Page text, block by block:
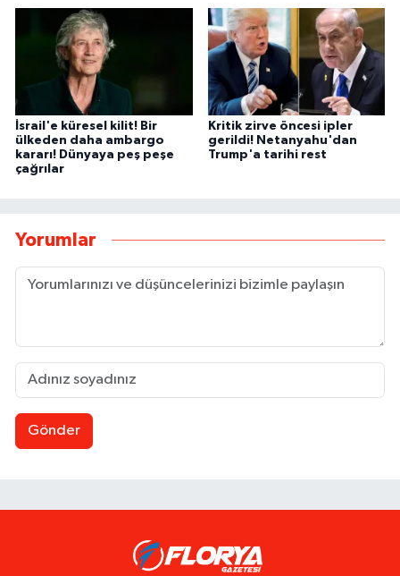
İsrail'e küresel kilit! Bir
ülkeden daha ambargo
kararı! Dünyaya peş peşe
çağrılar
Kritik zirve öncesi ipler
gerildi! Netanyahu'dan
Trump'a tarihi rest
Yorumlar
Gönder